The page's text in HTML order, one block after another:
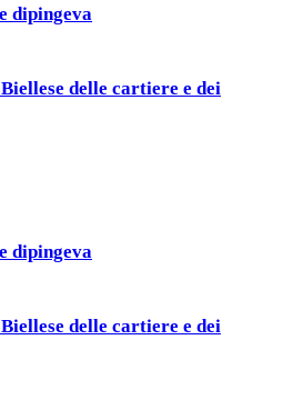
dipingeva
delle cartiere e dei
dipingeva
delle cartiere e dei